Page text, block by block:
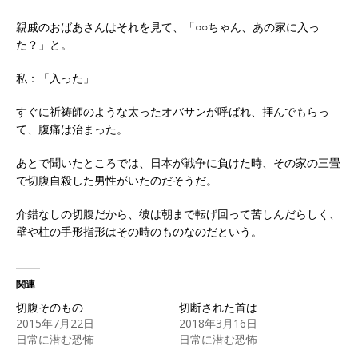
親戚のおばあさんはそれを見て、「○○ちゃん、あの家に入っ
た？」と。
私：「入った」
すぐに祈祷師のような太ったオバサンが呼ばれ、拝んでもらっ
て、腹痛は治まった。
あとで聞いたところでは、日本が戦争に負けた時、その家の三畳
で切腹自殺した男性がいたのだそうだ。
介錯なしの切腹だから、彼は朝まで転げ回って苦しんだらしく、
壁や柱の手形指形はその時のものなのだという。
関連
切腹そのもの
2015年7月22日
日常に潜む恐怖
切断された首は
2018年3月16日
日常に潜む恐怖